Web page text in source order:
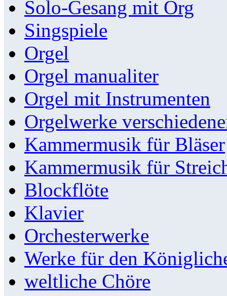
Solo-Gesang mit Org
Singspiele
Orgel
Orgel manualiter
Orgel mit Instrumenten
Orgelwerke
Kammermusik für Bläser
Kammermusik für
Blockflöte
Klavier
Orchesterwerke
Werke für den
weltliche Chöre